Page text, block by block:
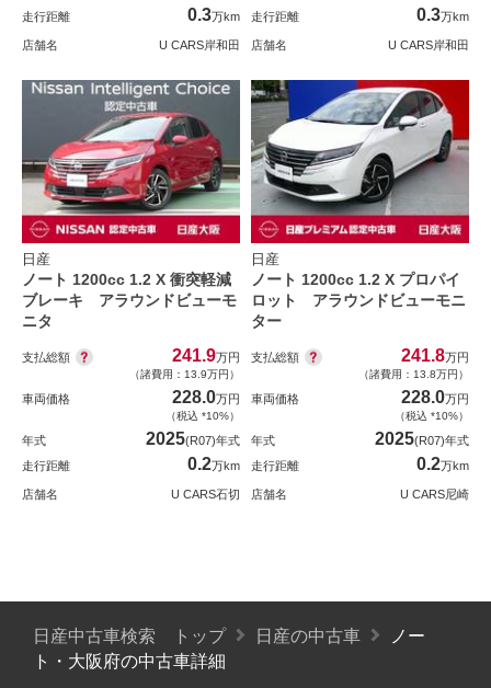
走行距離
0.3万km
店舗名 U CARS岸和田
走行距離
0.3万km
店舗名 U CARS岸和田
日産
ノート 1200cc 1.2 X 衝突軽減
ブレーキ アラウンドビューモ
ニタ
支払総額 241.9万円
（諸費用：13.9万円）
車両価格 228.0万円
（税込 *10%）
年式 2025(R07)年式
走行距離
0.2万km
店舗名 U CARS石切
日産
ノート 1200cc 1.2 X プロパイ
ロット アラウンドビューモニ
ター
支払総額 241.8万円
（諸費用：13.8万円）
車両価格 228.0万円
（税込 *10%）
年式 2025(R07)年式
走行距離
0.2万km
店舗名 U CARS尼崎
日産中古車検索 トップ 日産の中古車
ノー
ト・大阪府の中古車詳細